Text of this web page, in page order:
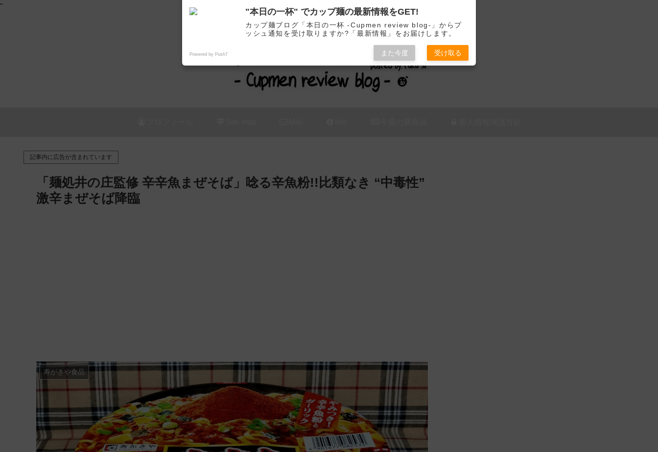
"
カップ麺の新商品をレビュー / アレンジするブログ
記事内に広告が含まれています
「麺処井の庄監修 辛辛魚まぜそば」唸る辛魚粉!!比類なき “中毒性”
激辛まぜそば降臨
寿がきや食品
"本日の一杯" でカップ麺の最新情報をGET!
カップ麺ブログ「本日の一杯 -Cupmen review blog-」からプ
ッシュ通知を受け取りますか?「最新情報」をお届けします。
Powered by Push7 また今度 受け取る